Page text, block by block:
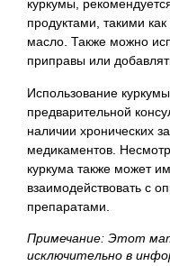
куркумы,
продуктами, такими
масло. Также можно
приправы или
Использование
предварительной
наличии хронических
медикаментов.
куркума также может
взаимодействовать с
препаратами.
Примечание: Этот
исключительно в